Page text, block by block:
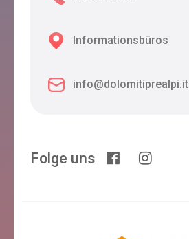
Informationsbüros
info@dolomitiprealpi.it
Folge uns